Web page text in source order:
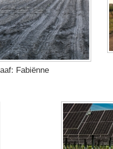
Fabiënne